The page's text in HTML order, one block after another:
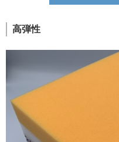
高弾性